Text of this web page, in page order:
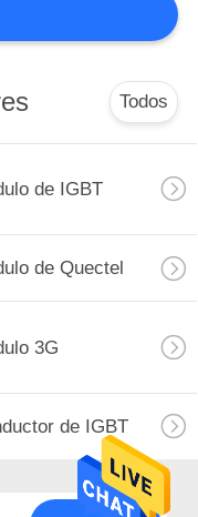
Todos
de IGBT
de Quectel
3G
de IGBT